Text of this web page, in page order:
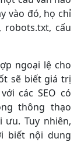
vào đó, họ chỉ
robots.txt, cấu
ngoại lệ cho
sẽ biết giá trị
các SEO có
thông thạo
Tuy nhiên,
biết nội dung